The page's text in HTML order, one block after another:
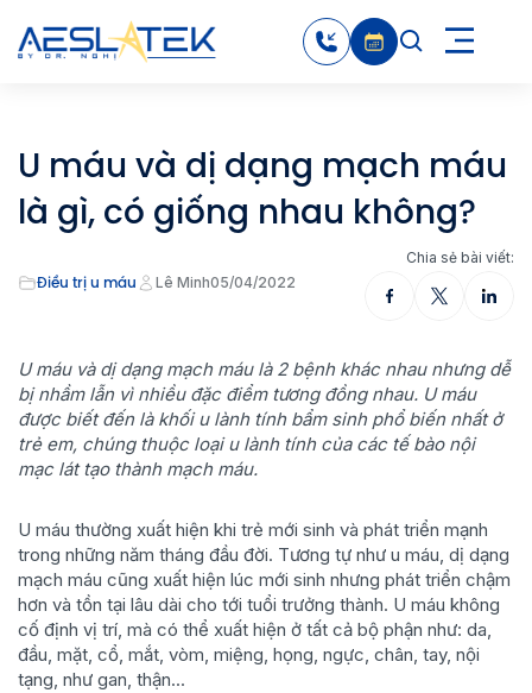
U máu và dị dạng mạch máu
là gì, có giống nhau không?
Điều trị u máu Lê Minh05/04/2022
Chia sẻ bài viết:
U máu và dị dạng mạch máu là 2 bệnh khác nhau nhưng dễ
bị nhầm lẫn vì nhiều đặc điểm tương đồng nhau. U máu
được biết đến là khối u lành tính bẩm sinh phổ biến nhất ở
trẻ em, chúng thuộc loại u lành tính của các tế bào nội
mạc lát tạo thành mạch máu.
U máu thường xuất hiện khi trẻ mới sinh và phát triển mạnh
trong những năm tháng đầu đời. Tương tự như u máu, dị dạng
mạch máu cũng xuất hiện lúc mới sinh nhưng phát triển chậm
hơn và tồn tại lâu dài cho tới tuổi trưởng thành. U máu không
cố định vị trí, mà có thể xuất hiện ở tất cả bộ phận như: da,
đầu, mặt, cổ, mắt, vòm, miệng, họng, ngực, chân, tay, nội
tạng, như gan, thận...